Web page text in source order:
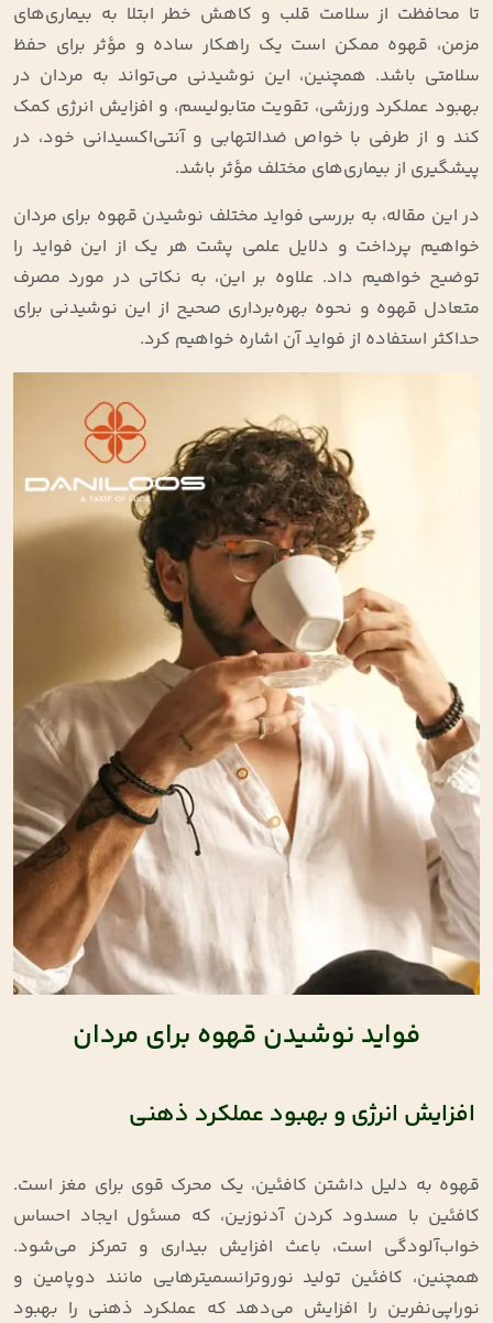
تا محافظت از سلامت قلب و کاهش خطر ابتلا به بیماری‌های
مزمن، قهوه ممکن است یک راهکار ساده و مؤثر برای حفظ
سلامتی باشد. همچنین، این نوشیدنی می‌تواند به مردان در
بهبود عملکرد ورزشی، تقویت متابولیسم، و افزایش انرژی کمک
کند و از طرفی با خواص ضدالتهابی و آنتی‌اکسیدانی خود، در
پیشگیری از بیماری‌های مختلف مؤثر باشد.
در این مقاله، به بررسی فواید مختلف نوشیدن قهوه برای مردان
خواهیم پرداخت و دلایل علمی پشت هر یک از این فواید را
توضیح خواهیم داد. علاوه بر این، به نکاتی در مورد مصرف
متعادل قهوه و نحوه بهره‌برداری صحیح از این نوشیدنی برای
حداکثر استفاده از فواید آن اشاره خواهیم کرد.
فواید نوشیدن قهوه برای مردان
افزایش انرژی و بهبود عملکرد ذهنی
قهوه به دلیل داشتن کافئین، یک محرک قوی برای مغز است.
کافئین با مسدود کردن آدنوزین، که مسئول ایجاد احساس
خواب‌آلودگی است، باعث افزایش بیداری و تمرکز می‌شود.
همچنین، کافئین تولید نوروترانسمیترهایی مانند دوپامین و
نوراپی‌نفرین را افزایش می‌دهد که عملکرد ذهنی را بهبود